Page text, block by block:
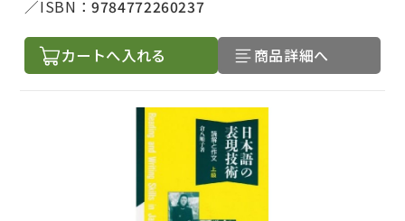
ISBN：9784772260237
カートへ入れる 商品詳細へ